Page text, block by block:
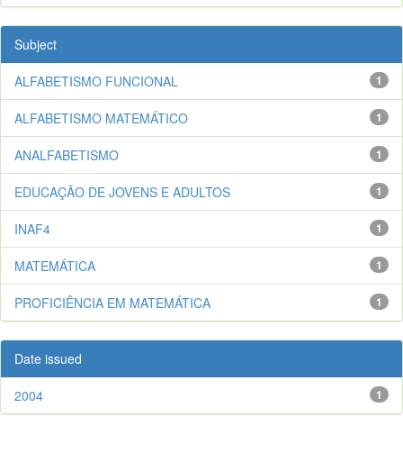
Subject
1
ALFABETISMO FUNCIONAL
1
ALFABETISMO MATEMÁTICO
1
ANALFABETISMO
1
EDUCAÇÃO DE JOVENS E ADULTOS
1
INAF4
1
MATEMÁTICA
1
PROFICIÊNCIA EM MATEMÁTICA
Date issued
1
2004